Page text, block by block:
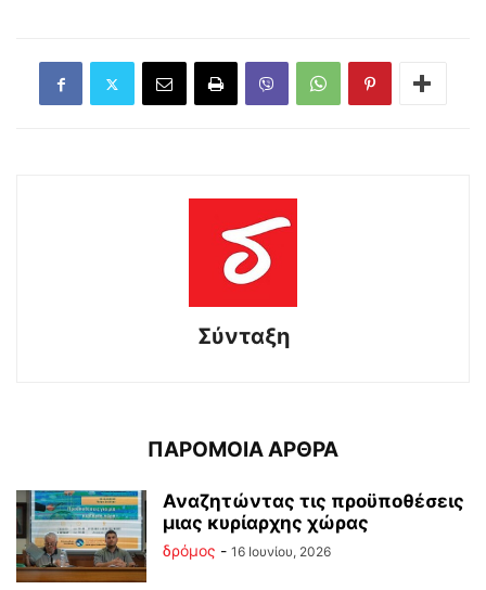
Σύνταξη
ΠΑΡΟΜΟΙΑ ΑΡΘΡΑ
Αναζητώντας τις προϋποθέσεις
μιας κυρίαρχης χώρας
δρόμος - 16 Ιουνίου, 2026